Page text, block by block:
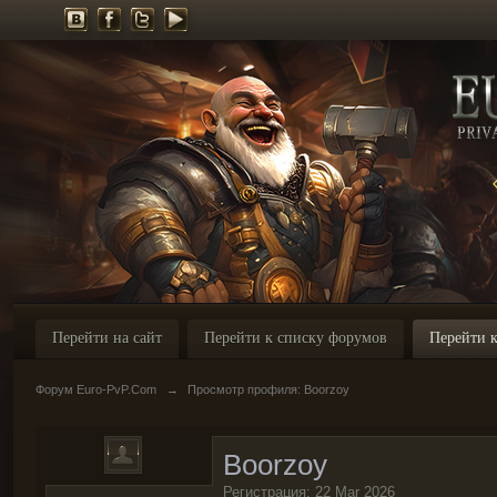
Перейти на сайт Перейти к списку форумов Перейти
Форум Euro-PvP.Com → Просмотр профиля: Boorzoy
Boorzoy
Регистрация: 22 Mar 2026